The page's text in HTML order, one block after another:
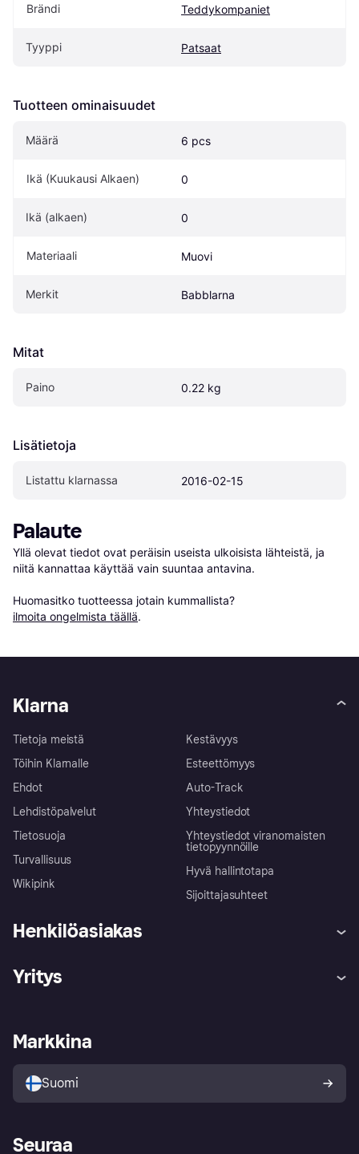
Brändi Teddykompaniet
Tyyppi Patsaat
Tuotteen ominaisuudet
Määrä 6 pcs
Ikä (Kuukausi Alkaen) 0
Ikä (alkaen) 0
Materiaali Muovi
Merkit Babblarna
Mitat
Paino 0.22 kg
Lisätietoja
Listattu klarnassa 2016-02-15
Palaute
Yllä olevat tiedot ovat peräisin useista ulkoisista lähteistä, ja
niitä kannattaa käyttää vain suuntaa antavina.
Huomasitko tuotteessa jotain kummallista?
ilmoita ongelmista täällä.
Klarna
Tietoja meistä
Töihin Klarnalle
Ehdot
Lehdistöpalvelut
Tietosuoja
Turvallisuus
Wikipink
Kestävyys
Esteettömyys
Auto-Track
Yhteystiedot
Yhteystiedot viranomaisten
tietopyynnöille
Hyvä hallintotapa
Sijoittajasuhteet
Henkilöasiakas
Kirjaudu sisään
Tutustu kauppoihin
Ostajan turva
Yritys
Kirjaudu sisään yrityksenä
Markkina
Suomi
Seuraa